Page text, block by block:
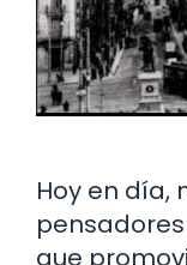
Hoy en día,
que